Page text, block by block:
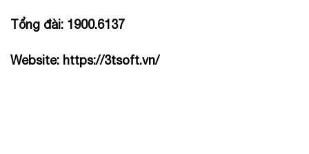
Tổng đài: 1900.6137
Website: https://3tsoft.vn/